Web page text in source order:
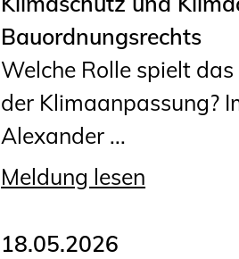
Bauordnungsrechts
Welche Rolle spielt
der Klimaanpassung?
Alexander ...
Meldung lesen
18.05.2026